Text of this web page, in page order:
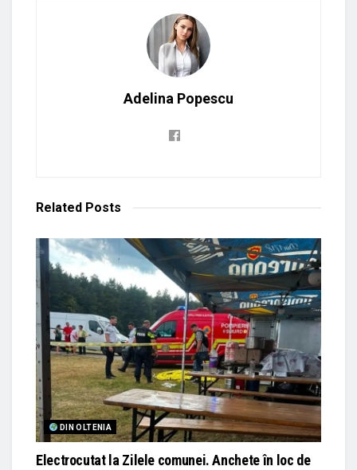
Adelina Popescu
Related Posts
DIN OLTENIA
Electrocutat la Zilele comunei. Anchete în loc de